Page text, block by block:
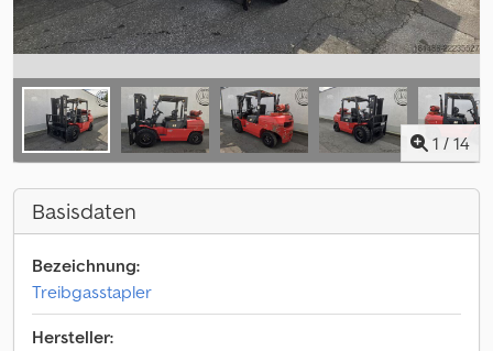
1 / 14
Basisdaten
Bezeichnung:
Treibgasstapler
Hersteller: